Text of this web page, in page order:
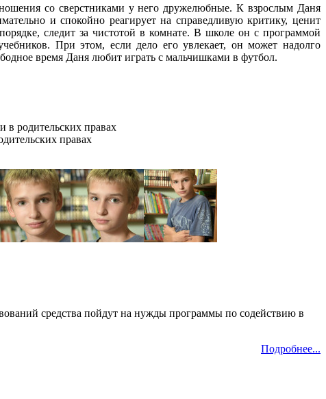
со сверстниками у него дружелюбные. К взрослым Даня
и спокойно реагирует на справедливую критику, ценит
следит за чистотой в комнате. В школе он с программой
При этом, если дело его увлекает, он может надолго
время Даня любит играть с мальчишками в футбол.
в родительских правах
правах
средства пойдут на нужды программы по содействию в
Подробнее...